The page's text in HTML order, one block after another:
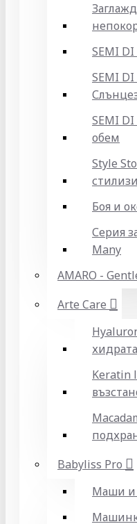
SEMI
SEMI
SEMI DI
обем
Style
Боя и
Серия
Many
AMARO -
Arte Care
Keratin
Babyliss Pro
Маши и